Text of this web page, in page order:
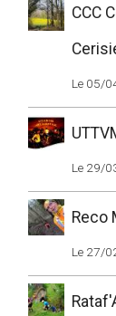
CCC
Le 05/
Le 29/
Reco
Le 27/